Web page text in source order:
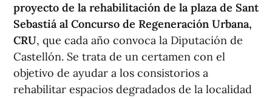
proyecto de la rehabilitación de la plaza de Sant
Sebastiá al Concurso de Regeneración Urbana,
CRU, que cada año convoca la Diputación de
Castellón. Se trata de un certamen con el
objetivo de ayudar a los consistorios a
rehabilitar espacios degradados de la localidad